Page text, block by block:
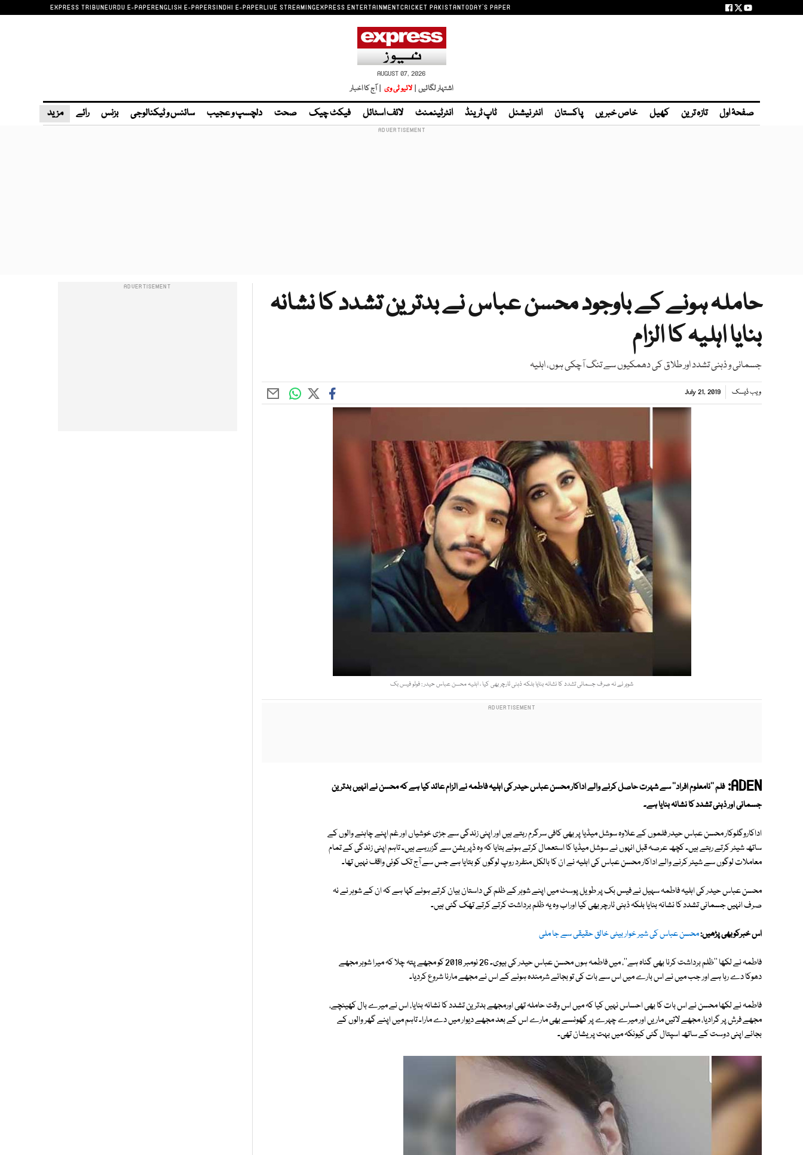
EXPRESS TRIBUNEURDU E-PAPERENGLISH E-PAPERSINDHI E-PAPERLIVE STREAMINGEXPRESS ENTERTAINMENTCRICKET PAKISTANTODAY'S PAPER
AUGUST 07, 2026
اشتہار لگائیں | لائیو ٹی وی | آج کا اخبار
صفحۂ اول تازہ ترین کھیل خاص خبریں پاکستان انٹر نیشنل ٹاپ ٹرینڈ انٹرٹینمنٹ لائف اسٹائل فیکٹ چیک صحت دلچسپ و عجیب سائنس و ٹیکنالوجی بزنس رائے مزید
حاملہ ہونے کے باوجود محسن عباس نے بدترین تشدد کا نشانہ
بنایا اہلیہ کا الزام
جسمانی و ذہنی تشدد اور طلاق کی دھمکیوں سے تنگ آچکی ہوں، اہلیہ
ویب ڈیسک July 21, 2019
شوہر نے نہ صرف جسمانی تشدد کا نشانہ بنایا بلکہ ذہنی ٹارچر بھی کیا ، اہلیہ محسن عباس حیدر : فوٹو فیس بک
ADEN: فلم ''نامعلوم افراد'' سے شہرت حاصل کرنے والے اداکار محسن عباس حیدر کی اہلیہ فاطمہ نے الزام عائد کیا ہے کہ محسن نے انہیں بدترین
جسمانی اور ذہنی تشدد کا نشانہ بنایا ہے۔
اداکاروگلوکار محسن عباس حیدر فلموں کے علاوہ سوشل میڈیا پر بھی کافی سرگرم رہتے ہیں اور اپنی زندگی سے جڑی خوشیاں اور غم اپنے چاہنے والوں کے
ساتھ شیئر کرتے رہتے ہیں۔ کچھ عرصہ قبل انہوں نے سوشل میڈیا کا استعمال کرتے ہوئے بتایا کہ وہ ڈپریشن سے گزررہے ہیں۔ تاہم اپنی زندگی کے تمام
معاملات لوگوں سے شیئر کرنے والے اداکار محسن عباس کی اہلیہ نے ان کا بالکل منفرد روپ لوگوں کو بتایا ہے جس سے آج تک کوئی واقف نہیں تھا۔
محسن عباس حیدر کی اہلیہ فاطمہ سہیل نے فیس بک پر طویل پوسٹ میں اپنے شوہر کے ظلم کی داستان بیان کرتے ہوئے کہا ہے کہ ان کے شوہر نے نہ
صرف انہیں جسمانی تشدد کا نشانہ بنایا بلکہ ذہنی ٹارچر بھی کیا اوراب وہ یہ ظلم برداشت کرتے کرتے تھک گئی ہیں۔
اس خبرکوبھی پڑھیں:محسن عباس کی شیر خوار بیٹی خالق حقیقی سے جا ملی
فاطمہ نے لکھا ''ظلم برداشت کرنا بھی گناہ ہے''، میں فاطمہ ہوں محسن عباس حیدر کی بیوی۔ 26 نومبر 2018 کو مجھے پتہ چلا کہ میرا شوہر مجھے
دھوکا دے رہا ہے اور جب میں نے اس بارے میں اس سے بات کی تو بجائے شرمندہ ہونے کے اس نے مجھے مارنا شروع کردیا۔
فاطمہ نے لکھا محسن نے اس بات کا بھی احساس نہیں کیا کہ میں اس وقت حاملہ تھی اورمجھے بدترین تشدد کا نشانہ بنایا، اس نے میرے بال کھینچے،
مجھے فرش پر گرادیا، مجھے لاتیں ماریں اور میرے چہرے پر گھونسے بھی مارے اس کے بعد مجھے دیوار میں دے مارا۔ تاہم میں اپنے گھر والوں کے
بجائے اپنی دوست کے ساتھ اسپتال گئی کیونکہ میں بہت پریشان تھی۔